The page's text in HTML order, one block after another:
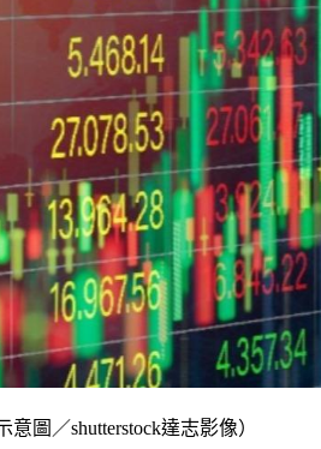
圖／shutterstock達志影像）